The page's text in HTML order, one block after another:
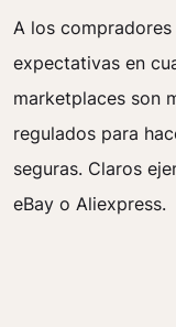
A los
expectativas en
marketplaces son
regulados para
seguras. Claros
eBay o Aliexpress.